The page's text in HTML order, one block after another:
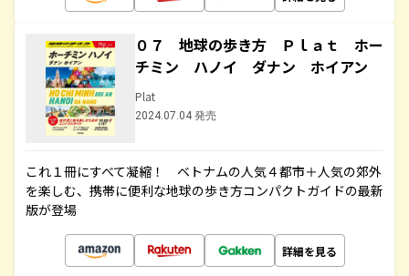
０７ 地球の歩き方 Ｐｌａｔ ホー
チミン ハノイ ダナン ホイアン
Plat
2024.07.04 発売
これ１冊にすべて凝縮！ ベトナムの人気４都市＋人気の郊外
を楽しむ、携帯に便利な地球の歩き方コンパクトガイドの最新
版が登場
詳細を見る